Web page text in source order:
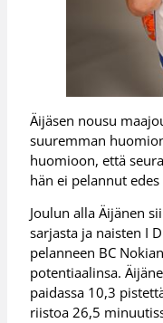
Äijäsen nousu
suuremman
huomioon, että
hän ei pelannut
Joulun alla Äijänen
sarjasta ja naisten I
pelanneen BC
potentiaalinsa.
paidassa 10,3
riistoa 26,5